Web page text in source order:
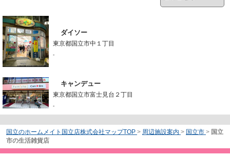
ダイソー
東京都国立市中１丁目
-
キャンデュー
東京都国立市富士見台２丁目
-
国立のホームメイト国立店株式会社マップTOP > 周辺施設案内 > 国立市 > 国立
市の生活雑貨店